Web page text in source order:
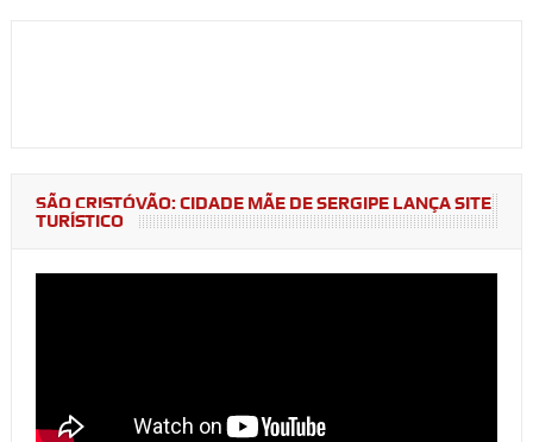
SÃO CRISTÓVÃO: CIDADE MÃE DE SERGIPE LANÇA SITE
TURÍSTICO